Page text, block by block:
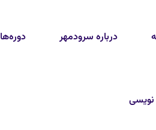
درباره سرودمهر دوره‌ها
نویسی